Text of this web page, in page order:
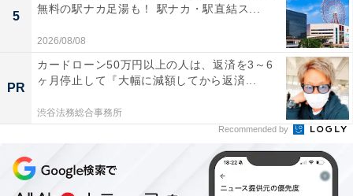
ラッキーポイント……レッド、帽子、ショートブル
ゾン、スマホショルダー
5
無料の駅ナカ足湯も！ 駅ナカ・駅直結ス...
2026/08/08
PR
カードローン50万円以上の人は、返済を3～6
ヶ月停止して『大幅に減額してから返済...
渋谷法務総合事務所
Recommended by